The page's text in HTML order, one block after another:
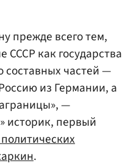
прежде всего тем,
СССР как государства
составных частей —
из Германии, а
—
историк, первый
.